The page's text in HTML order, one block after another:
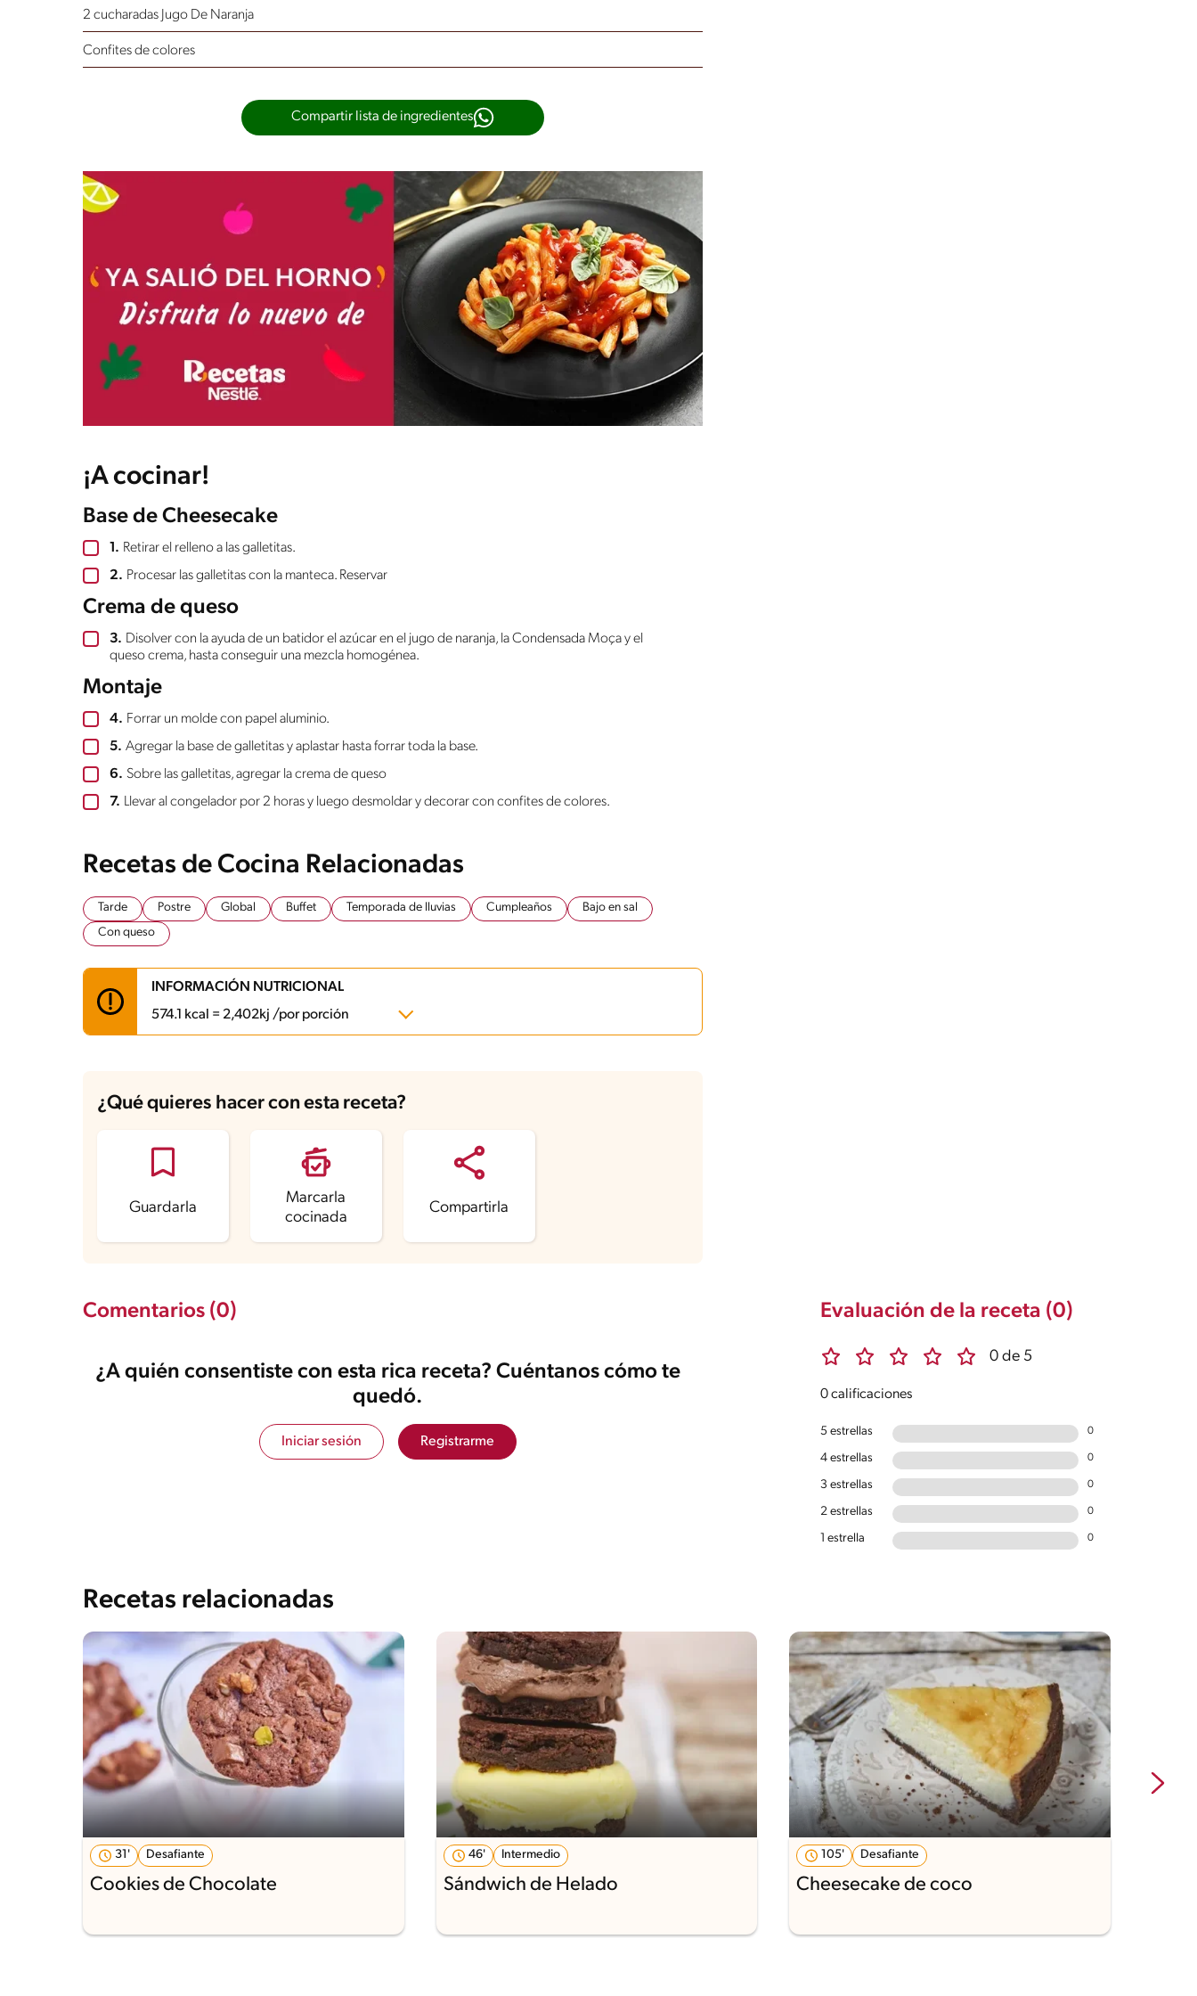
2 cucharadas Jugo De Naranja
Confites de colores
Compartir lista de ingredientes
¡A cocinar!
Base de Cheesecake
1. Retirar el relleno a las galletitas.
2. Procesar las galletitas con la manteca. Reservar
Crema de queso
3. Disolver con la ayuda de un batidor el azúcar en el jugo de naranja, la Condensada Moça y el
queso crema, hasta conseguir una mezcla homogénea.
Montaje
4. Forrar un molde con papel aluminio.
5. Agregar la base de galletitas y aplastar hasta forrar toda la base.
6. Sobre las galletitas, agregar la crema de queso
7. Llevar al congelador por 2 horas y luego desmoldar y decorar con confites de colores.
Recetas de Cocina Relacionadas
Tarde Postre Global Buffet Temporada de lluvias Cumpleaños
Bajo en sal
Con queso
INFORMACIÓN NUTRICIONAL
574.1 kcal = 2,402kj /por porción
Energía
574.1 kcal
Grasas 29.8 g
Sodio
¿Qué quieres hacer con esta receta?
Guardarla
Marcarla
cocinada
Compartirla
Evaluación de la receta (0)
0 de 5
0 calificaciones
5 estrellas 0
4 estrellas 0
3 estrellas 0
2 estrellas 0
1 estrella 0
Comentarios (0)
¿A quién consentiste con esta rica receta? Cuéntanos cómo te
quedó.
Iniciar sesión Registrarme
Recetas relacionadas
31' Desafiante
Cookies de Chocolate
46' Intermedio
Sándwich de Helado
105' Desafiante
Cheesecake de coco